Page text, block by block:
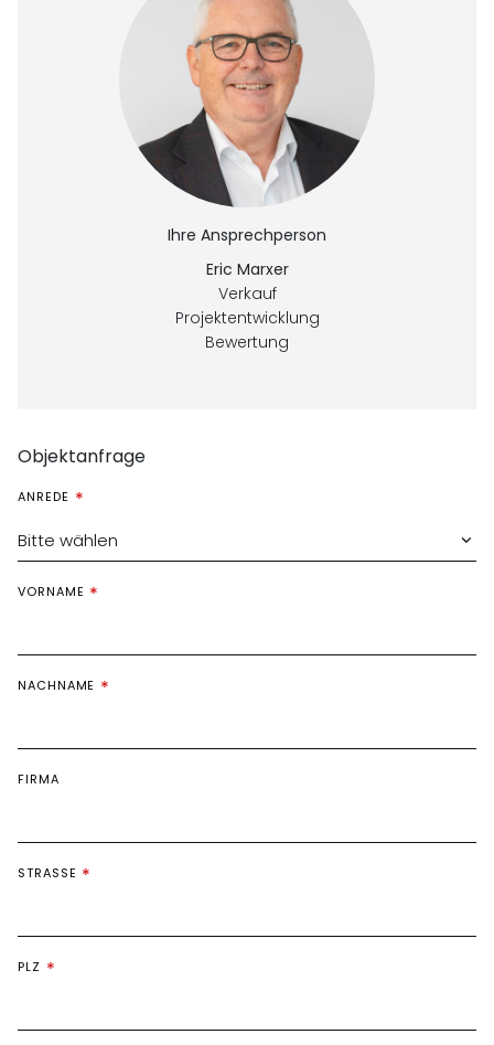
Ihre Ansprechperson
Eric Marxer
Verkauf
Projektentwicklung
Bewertung
Objektanfrage
ANREDE
Bitte wählen
VORNAME
NACHNAME
FIRMA
STRASSE
PLZ